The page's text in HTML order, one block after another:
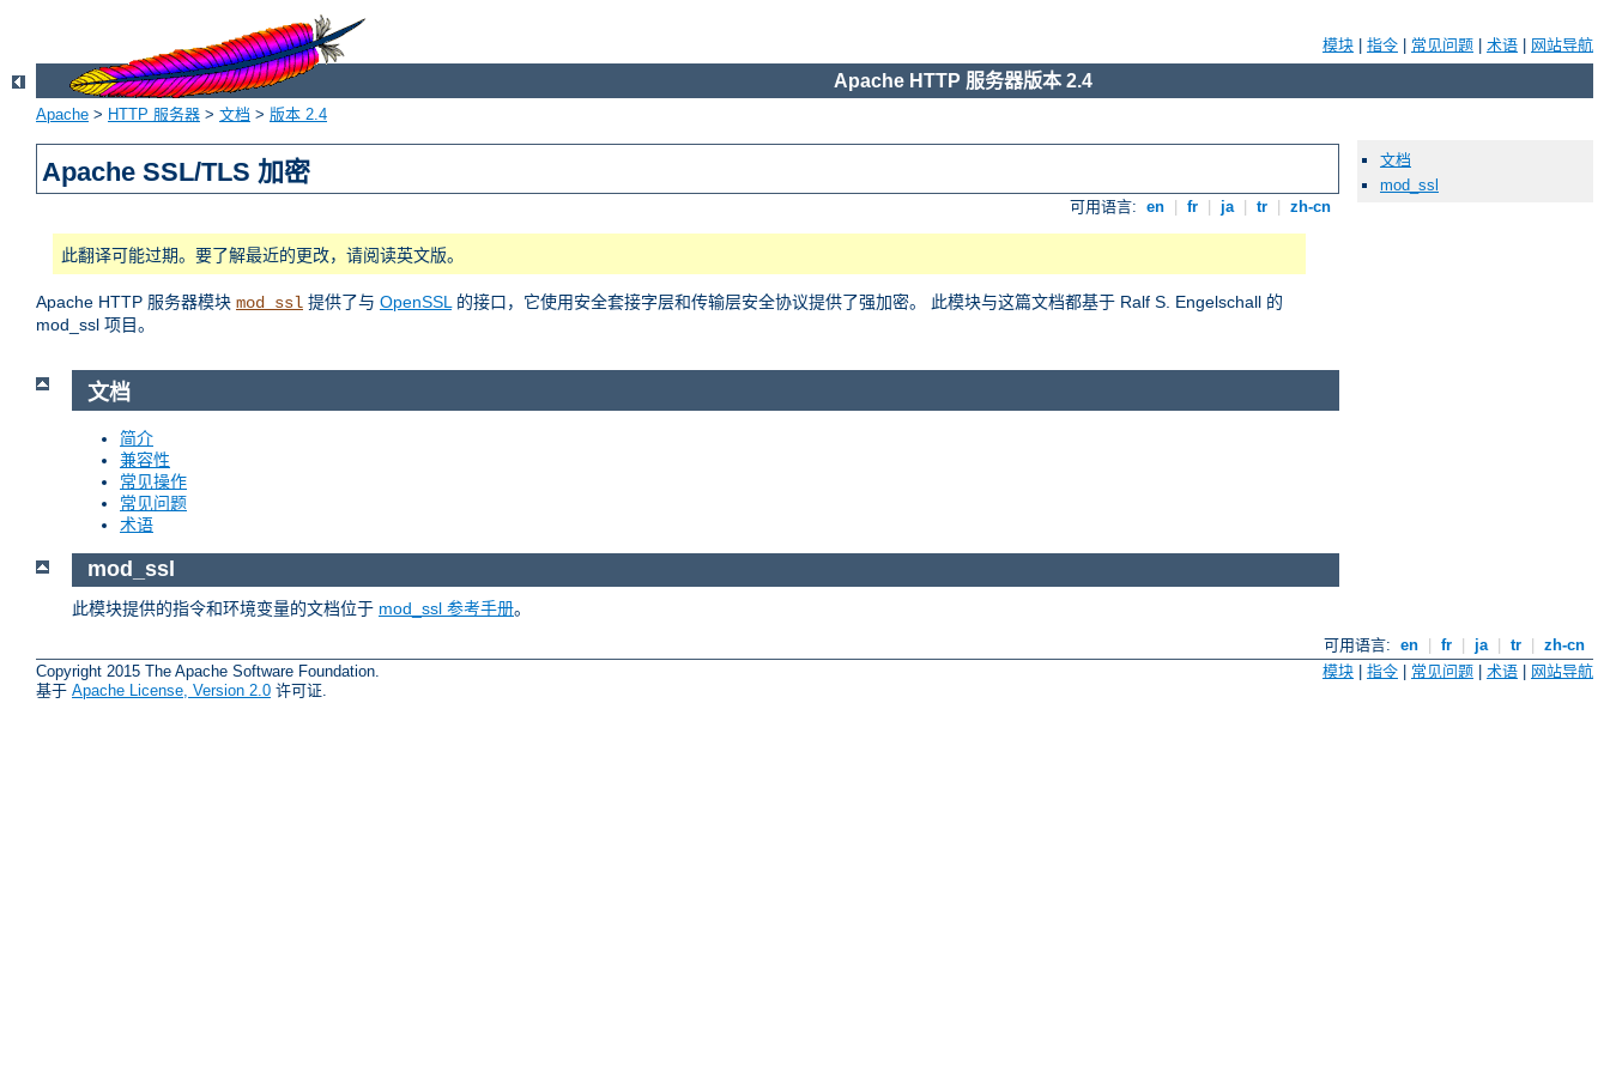
模块 指令 常见问题 术语 网站导航
Apache HTTP 服务器版本 2.4
Apache > HTTP 服务器 > 文档 > 版本 2.4
Apache SSL/TLS 加密
可用语言: en fr ja tr zh-cn
此翻译可能过期。要了解最近的更改，请阅读英文版。
Apache HTTP 服务器模块 mod_ssl 提供了与 OpenSSL的接口，它使用安全套接字层和传输层安全协议提供了强加密。 此模块与这篇文档都基于 Ralf S. Engelschall 的
mod_ssl 项目。
文档
mod_ssl
文档
简介
兼容性
常见操作
常见问题
术语
mod_ssl
此模块提供的指令和环境变量的文档位于 mod_ssl 参考手册。
可用语言: en fr ja tr
zh-cn
Copyright 2015 The Apache Software Foundation.
基于 Apache License, Version 2.0 许可证.
模块 指令 常见问题 术语 网站导航